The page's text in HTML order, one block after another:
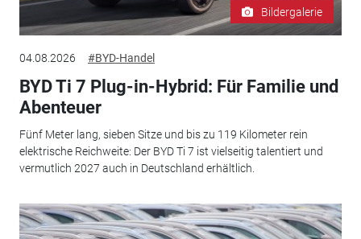
Bildergalerie
04.08.2026 #BYD-Handel
BYD Ti 7 Plug-in-Hybrid: Für Familie und
Abenteuer
Fünf Meter lang, sieben Sitze und bis zu 119 Kilometer rein
elektrische Reichweite: Der BYD Ti 7 ist vielseitig talentiert und
vermutlich 2027 auch in Deutschland erhältlich.